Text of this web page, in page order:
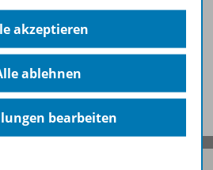
akzeptieren
ablehnen
bearbeiten